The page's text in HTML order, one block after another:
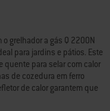
grelhador a gás Q 2200N
para jardins e pátios. Este
quente para selar com calor
de cozedura em ferro
de calor garantem que